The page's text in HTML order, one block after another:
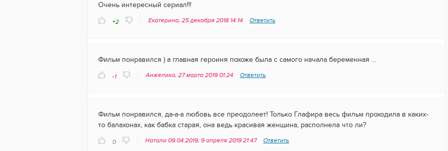
Очень интересный сериал!!!
+2 Екатерина, 25 декабря 2018 14:14 Ответить
Фильм понравился ) а главная героиня похоже была с самого начала беременная ...
-1 Анжелика, 27 марта 2019 01:24 Ответить
Фильм понравился, да-а-а любовь все преодолеет! Только Глафира весь фильм проходила в каких-
то балахонах, как бабка старая, она ведь красивая женщина, располнела что ли?
0 Натали 09.04.2019, 9 апреля 2019 21:47 Ответить